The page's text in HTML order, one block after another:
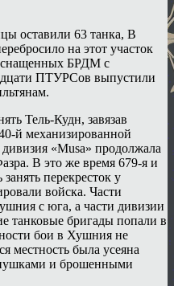
оставили 63 танка, В
на этот участок
БРДМ с
ПТУРСов выпустили
Тель-Кудн, завязав
й механизированной
«Musa» продолжала
В это же время 679-я и
перекресток у
войска. Части
с юга, а части дивизии
танковые бригады попали в
бои в Хушния не
местность была усеяна
и брошенными